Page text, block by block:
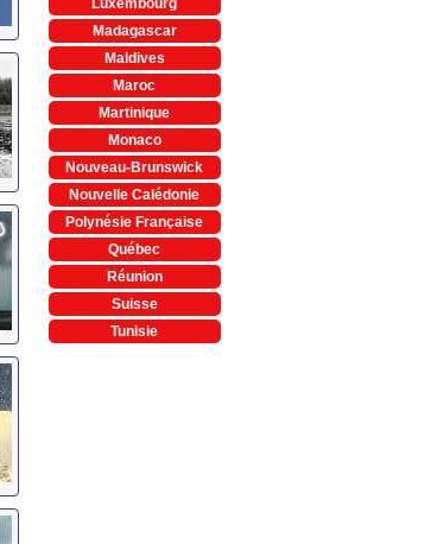
Madagascar
Maldives
Maroc
Martinique
Monaco
Nouveau-Brunswick
Nouvelle Calédonie
Polynésie Française
Québec
Réunion
Suisse
Tunisie